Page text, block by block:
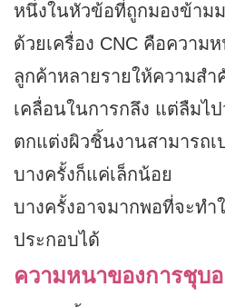
หนึ่งในหัวข้อที่ถูกมองข้าม
ด้วยเครื่อง CNC คือความ
ลูกค้าหลายรายให้ความส
เคลื่อนในการกลึง แต่ลืมไ
ตกแต่งผิวชิ้นงานสามารถ
บางครั้งก็แค่เล็กน้อย
บางครั้งอาจมากพอที่จะทำ
ประกอบได้
ความหนาของการชุบ